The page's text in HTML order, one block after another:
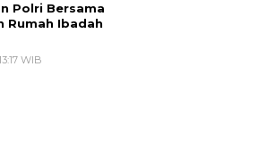
Polri Bersama
Rumah Ibadah
WIB